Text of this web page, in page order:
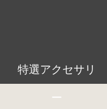
特選アクセサリ
ー